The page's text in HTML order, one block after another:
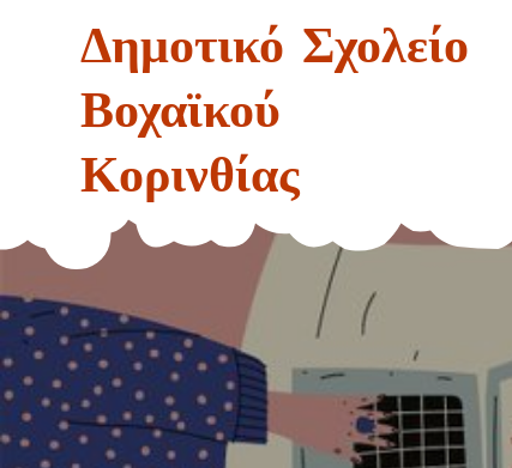
Δημοτικό Σχολείο
Βοχαϊκού
Κορινθίας